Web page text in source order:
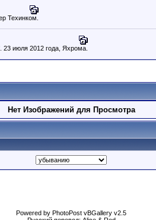
Техинком.
июля 2012 года, Яхрома.
Нет Изображений для Просмотра
Powered by PhotoPost vBGallery v2.5